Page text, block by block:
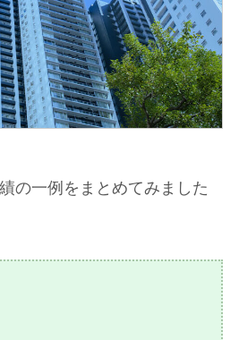
の一例をまとめてみました